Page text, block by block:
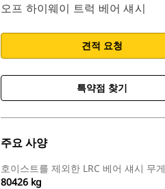
오프 하이웨이 트럭 베어 섀시
견적 요청
특약점 찾기
주요 사양
호이스트를 제외한 LRC 베어 섀시 무게
80426 kg